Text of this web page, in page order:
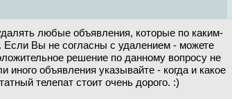
любые объявления, которые по каким-
Если Вы не согласны с удалением - можете
решение по данному вопросу не
иного объявления указывайте - когда и какое
телепат стоит очень дорого. :)